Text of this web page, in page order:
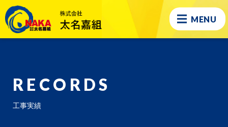
MENU
RECORDS
工事実績